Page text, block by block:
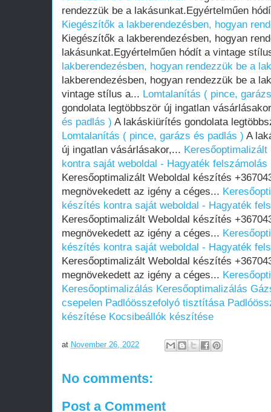
rendezzük be a lakásunkat.Egyértelműen
Kiegészítők a lakberendezésben, hogyan
Kiegészítők a lakberendezésben, hogyan
lakásunkat.Egyértelműen hódít a vintage
lakberendezésben, hogyan rendezzük be a
lakberendezésben, hogyan rendezzük be a
vintage stílus a... Lomtalanítás ( pince,
gondolata legtöbbször új ingatlan
és padlás ) A lakáskiürítés gondolata
Lomtalanítás ( pince, garázs és padlás ) A
új ingatlan vásárlásakor,...
kontra saját weboldal - Hagyaték felszámolás
Keresőoptimalizált Weboldal készítés
megnövekedett az igény a céges...
készítés kontra saját weboldal - Hagyaték
Keresőoptimalizált Weboldal készítés
megnövekedett az igény a céges...
készítés kontra saját weboldal - Hagyaték
Keresőoptimalizált Weboldal készítés
megnövekedett az igény a céges...
Keresőoptimalizálás Keresőoptimalizálás
csepelen Padlóösszefolyó tisztítása
készítése Kocsibeállók készítése
at November 26, 2022
No comments:
Post a Comment